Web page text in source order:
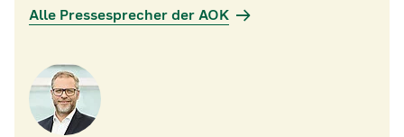
Alle Pressesprecher der AOK